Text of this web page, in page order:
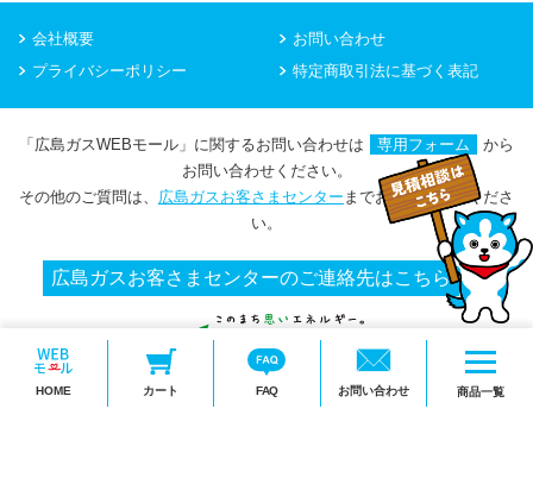
HOME カート FAQ お問い合わせ
メ
ニ
商品一覧
会社概要
お問い合わせ
プライバシーポリシー
特定商取引法に基づく表記
「広島ガスWEBモール」に関するお問い合わせは 専用フォーム
から
お問い合わせください。
その他のご質問は、 広島ガスお客さまセンター までお問い合わせくださ
い。
広島ガスお客さまセンターのご連絡先はこちら
Copyright(c) HIROSHIMA GAS Co.,Ltd.